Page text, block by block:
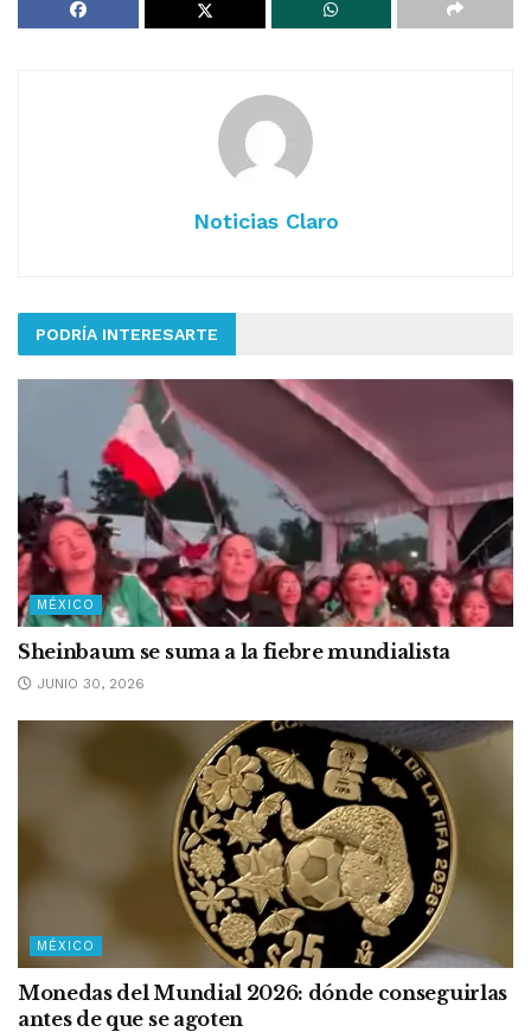
Noticias Claro
PODRÍA INTERESARTE
MÉXICO
Sheinbaum se suma a la fiebre mundialista
JUNIO 30, 2026
MÉXICO
Monedas del Mundial 2026: dónde conseguirlas
antes de que se agoten